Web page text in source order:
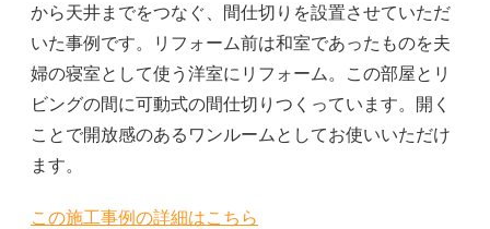
から天井までをつなぐ、間仕切りを設置させていただ
いた事例です。リフォーム前は和室であったものを夫
婦の寝室として使う洋室にリフォーム。この部屋とリ
ビングの間に可動式の間仕切りつくっています。開く
ことで開放感のあるワンルームとしてお使いいただけ
ます。
この施工事例の詳細はこちら